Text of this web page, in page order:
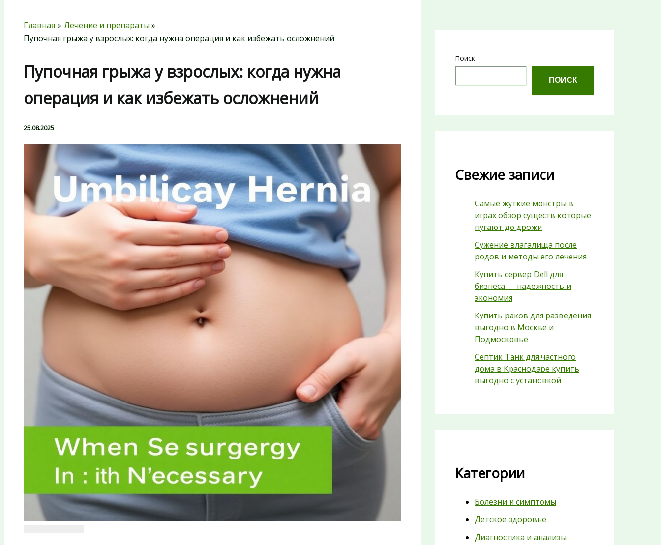
Главная
Лечение и препараты
Пупочная грыжа у взрослых: когда нужна операция и как избежать осложнений
Пупочная грыжа у взрослых: когда нужна
операция и как избежать осложнений
25.08.2025
Поиск
ПОИСК
Свежие записи
Самые жуткие монстры в
играх обзор существ которые
пугают до дрожи
Сужение влагалища после
родов и методы его лечения
Купить сервер Dell для
бизнеса — надежность и
экономия
Купить раков для разведения
выгодно в Москве и
Подмосковье
Септик Танк для частного
дома в Краснодаре купить
выгодно с установкой
Категории
Болезни и симптомы
Детское здоровье
Диагностика и анализы